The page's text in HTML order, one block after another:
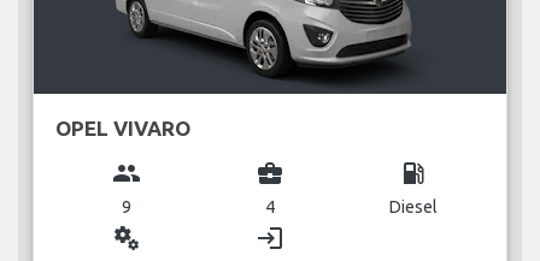
OPEL VIVARO
group
9
business_center
4
local_gas_station
Diesel
miscellaneous_services login